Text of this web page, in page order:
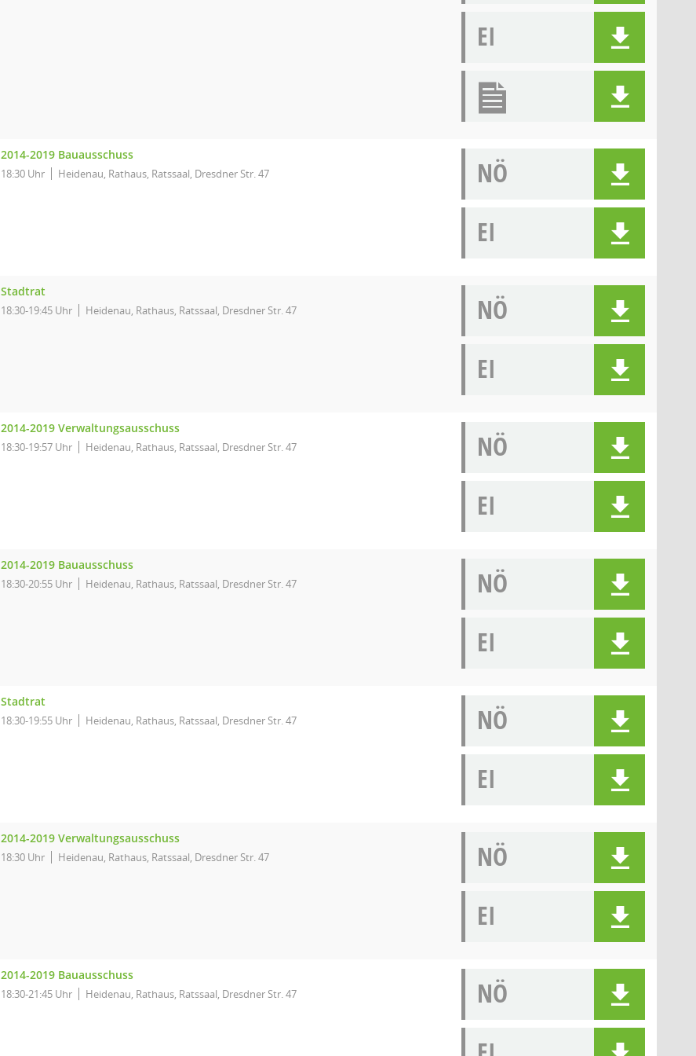
EI
2014-2019 Bauausschuss
18:30 Uhr Heidenau, Rathaus, Ratssaal, Dresdner Str. 47
NÖ
EI
Stadtrat
18:30-19:45 Uhr Heidenau, Rathaus, Ratssaal, Dresdner Str. 47
NÖ
EI
2014-2019 Verwaltungsausschuss
18:30-19:57 Uhr Heidenau, Rathaus, Ratssaal, Dresdner Str. 47
NÖ
EI
2014-2019 Bauausschuss
18:30-20:55 Uhr Heidenau, Rathaus, Ratssaal, Dresdner Str. 47
NÖ
EI
Stadtrat
18:30-19:55 Uhr Heidenau, Rathaus, Ratssaal, Dresdner Str. 47
NÖ
EI
2014-2019 Verwaltungsausschuss
18:30 Uhr Heidenau, Rathaus, Ratssaal, Dresdner Str. 47
NÖ
EI
2014-2019 Bauausschuss
18:30-21:45 Uhr Heidenau, Rathaus, Ratssaal, Dresdner Str. 47
NÖ